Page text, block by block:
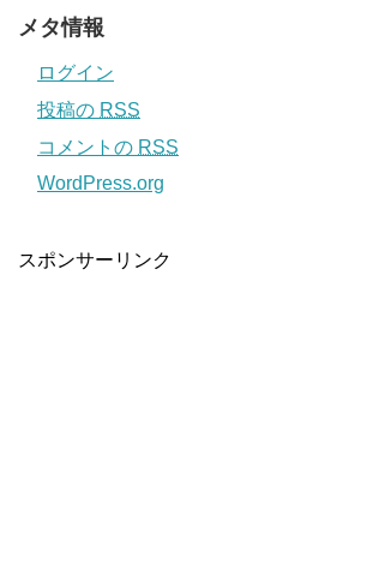
メタ情報
ログイン
投稿の RSS
コメントの RSS
WordPress.org
スポンサーリンク